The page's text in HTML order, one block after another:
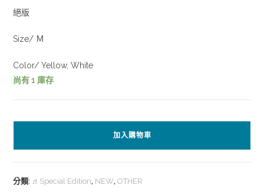
絕版
Size/ Ｍ
Color/ Yellow, White
尚有 1 庫存
加入購物車
分類: ♬Special Edition, NEW,OTHER